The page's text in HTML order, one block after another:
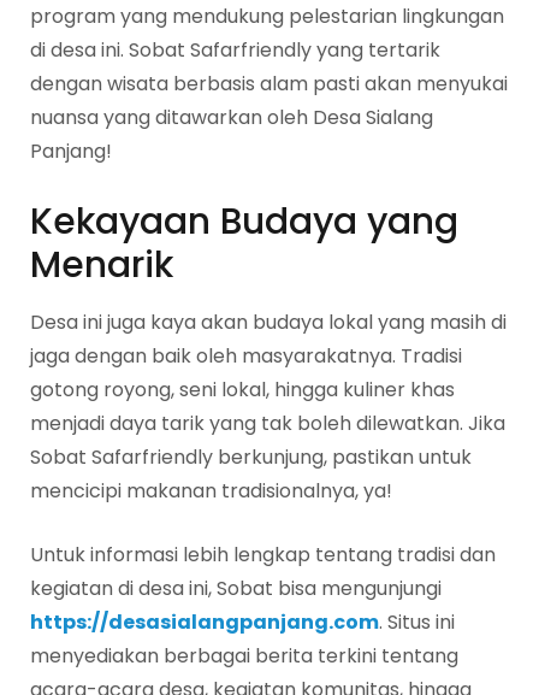
program yang mendukung pelestarian lingkungan
di desa ini. Sobat Safarfriendly yang tertarik
dengan wisata berbasis alam pasti akan menyukai
nuansa yang ditawarkan oleh Desa Sialang
Panjang!
Kekayaan Budaya yang
Menarik
Desa ini juga kaya akan budaya lokal yang masih di
jaga dengan baik oleh masyarakatnya. Tradisi
gotong royong, seni lokal, hingga kuliner khas
menjadi daya tarik yang tak boleh dilewatkan. Jika
Sobat Safarfriendly berkunjung, pastikan untuk
mencicipi makanan tradisionalnya, ya!
Untuk informasi lebih lengkap tentang tradisi dan
kegiatan di desa ini, Sobat bisa mengunjungi
https://desasialangpanjang.com. Situs ini
menyediakan berbagai berita terkini tentang